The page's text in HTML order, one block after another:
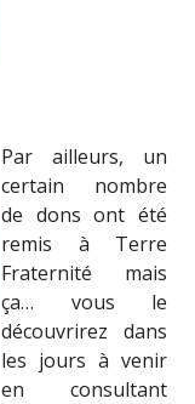
Par ailleurs, un
certain nombre
de dons ont été
remis à Terre
Fraternité mais
ça… vous le
découvrirez dans
les jours à venir
en consultant